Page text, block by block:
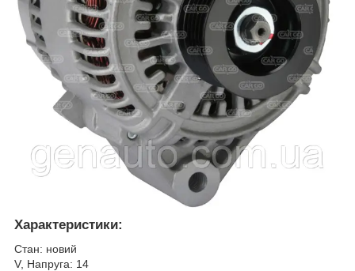
Характеристики:
Стан: новий
V, Напруга: 14